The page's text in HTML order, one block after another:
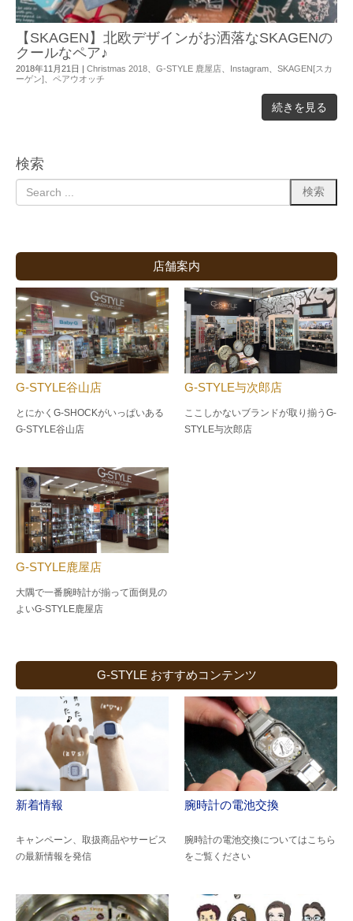
【SKAGEN】北欧デザインがお洒落なSKAGENの
クールなペア♪
2018年11月21日 | Christmas 2018 G-STYLE 鹿屋店 Instagram
SKAGEN[スカ
ーゲン]
ペアウオッチ
続きを見る
検索
店舗案内
G-STYLE谷山店
とにかくG-SHOCKがいっぱいある
G-STYLE谷山店
G-STYLE与次郎店
ここしかないブランドが取り揃うG-
STYLE与次郎店
G-STYLE鹿屋店
大隅で一番腕時計が揃って面倒見の
よいG-STYLE鹿屋店
G-STYLE おすすめコンテンツ
新着情報
キャンペーン、取扱商品やサービス
の最新情報を発信
腕時計の電池交換
腕時計の電池交換についてはこちら
をご覧ください